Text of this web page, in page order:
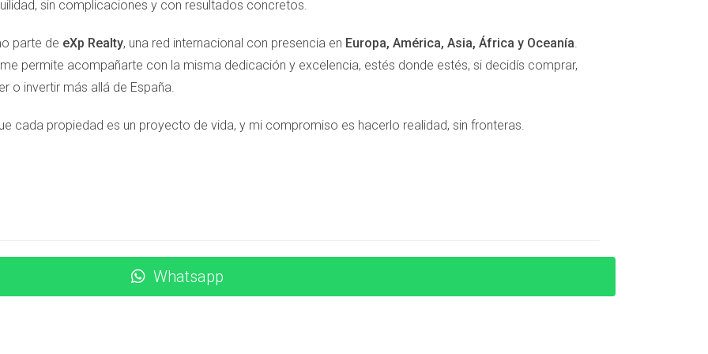
mi vivienda?
cédula de habitabilidad y justificantes de pagos de impuestos municipales.
en diversos factores como ubicación y características del inmueble. Puedes consultarlo online o en
que pagué?
del precio de adquisición; sin embargo, verifica las implicaciones fiscales específicas según tu situación.
sin complicaciones y con resultados concretos.
parte de eXp Realty, una red internacional con presencia en Europa, América, Asia, África y Oceanía.
permite acompañarte con la misma dedicación y excelencia, estés donde estés, si decidís comprar,
o invertir más allá de España.
cada propiedad es un proyecto de vida, y mi compromiso es hacerlo realidad, sin fronteras.
Whatsapp